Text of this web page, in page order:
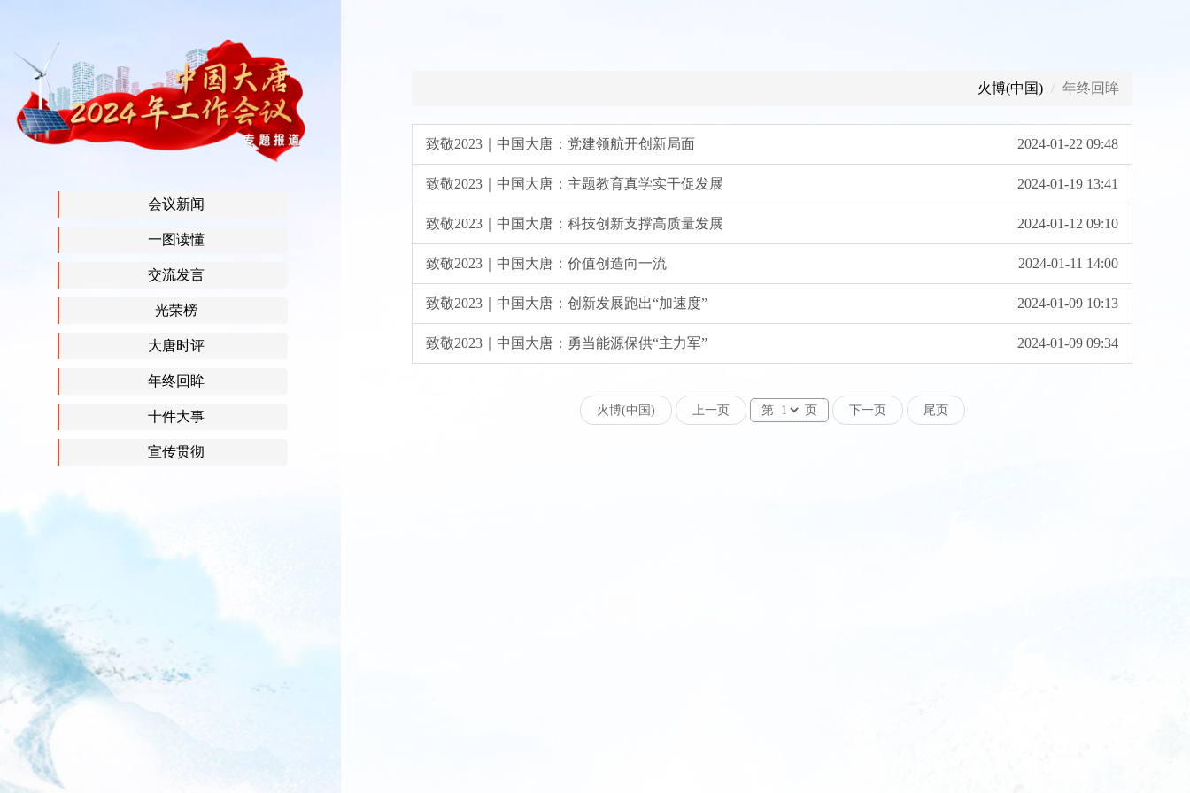
会议新闻
一图读懂
交流发言
光荣榜
大唐时评
年终回眸
十件大事
宣传贯彻
火博(中国) 年终回眸
致敬2023｜中国大唐：党建领航开创新局面 2024-01-22 09:48
致敬2023｜中国大唐：主题教育真学实干促发展 2024-01-19 13:41
致敬2023｜中国大唐：科技创新支撑高质量发展 2024-01-12 09:10
致敬2023｜中国大唐：价值创造向一流 2024-01-11 14:00
致敬2023｜中国大唐：创新发展跑出“加速度” 2024-01-09 10:13
致敬2023｜中国大唐：勇当能源保供“主力军” 2024-01-09 09:34
火博(中国) 上一页 第 页 下一页 尾页